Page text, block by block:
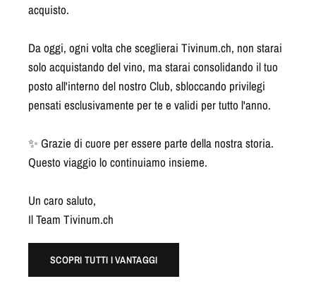
acquisto.
Da oggi, ogni volta che sceglierai Tivinum.ch, non starai
solo acquistando del vino, ma starai consolidando il tuo
posto all'interno del nostro Club, sbloccando privilegi
pensati esclusivamente per te e validi per tutto l'anno.
✨ Grazie di cuore per essere parte della nostra storia.
Questo viaggio lo continuiamo insieme.
Un caro saluto,
Il Team Tivinum.ch
SCOPRI TUTTI I VANTAGGI